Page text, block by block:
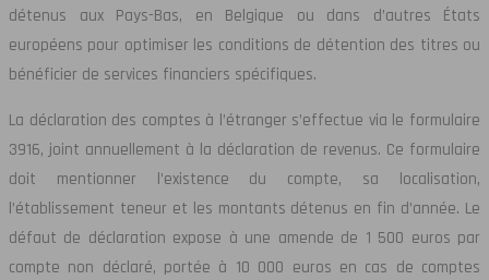
détenus aux Pays-Bas, en Belgique ou dans d’autres États
européens pour optimiser les conditions de détention des titres ou
bénéficier de services financiers spécifiques.
La déclaration des comptes à l’étranger s’effectue via le formulaire
3916, joint annuellement à la déclaration de revenus. Ce formulaire
doit mentionner l’existence du compte, sa localisation,
l’établissement teneur et les montants détenus en fin d’année. Le
défaut de déclaration expose à une amende de 1 500 euros par
compte non déclaré, portée à 10 000 euros en cas de comptes